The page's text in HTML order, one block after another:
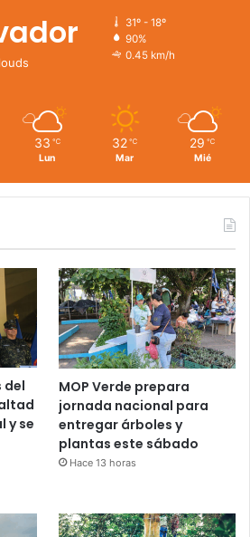
31º - 18º
90%
0.45 km/h
33 ℃
Lun
32 ℃
Mar
29 ℃
Mié
del
y se
MOP Verde prepara
jornada nacional para
entregar árboles y
plantas este sábado
Hace 13 horas